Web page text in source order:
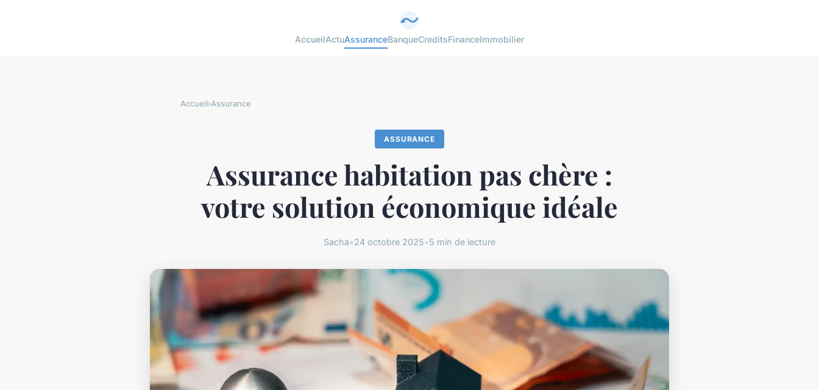
AccueilActuAssuranceBanqueCreditsFinanceImmobilier
Accueil›Assurance
ASSURANCE
Assurance habitation pas chère :
votre solution économique idéale
Sacha•24 octobre 2025•5 min de lecture